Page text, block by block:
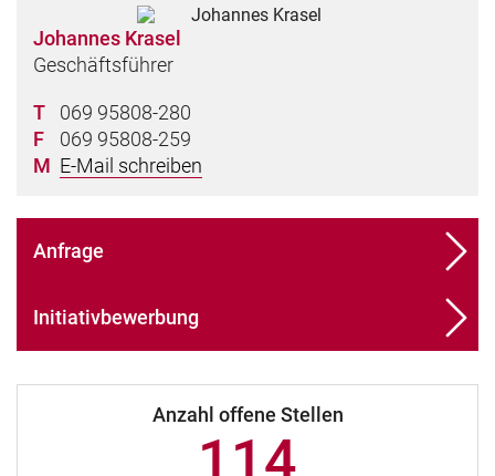
Johannes Krasel
Geschäftsführer
T
069 95808-280
F
069 95808-259
M E-Mail schreiben
Anfrage
Initiativbewerbung
Anzahl offene Stellen
114